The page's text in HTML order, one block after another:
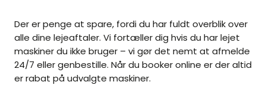
Der er penge at spare, fordi du har fuldt overblik over
alle dine lejeaftaler. Vi fortæller dig hvis du har lejet
maskiner du ikke bruger – vi gør det nemt at afmelde
24/7 eller genbestille. Når du booker online er der altid
er rabat på udvalgte maskiner.